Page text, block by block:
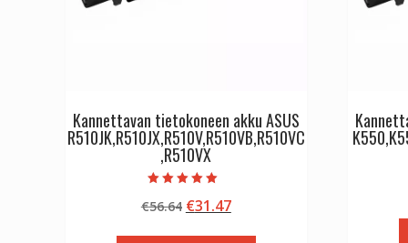
Kannettavan tietokoneen akku ASUS
R510JK,R510JX,R510V,R510VB,R510VC
,R510VX
tuotteesta:
5.00
€56.64 Alkuperäinen
€31.47Nykyinen